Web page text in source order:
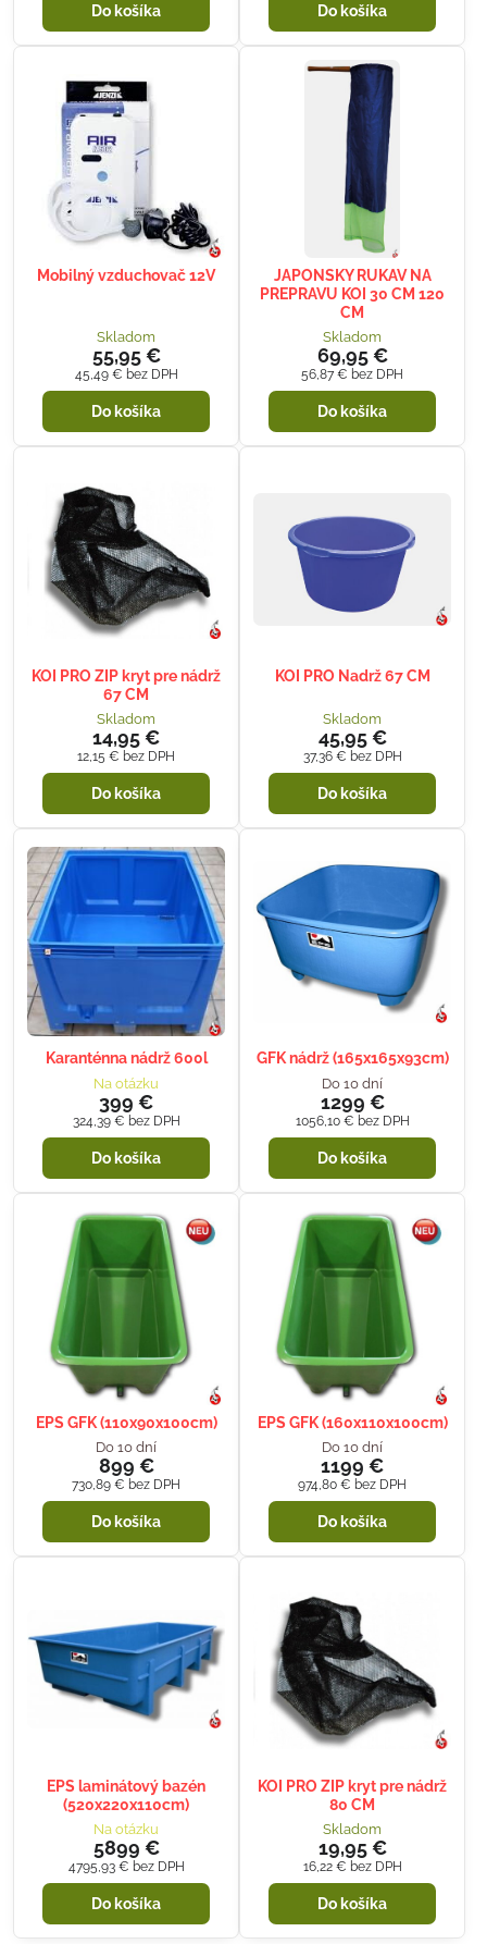
Do košíka Do košíka
Mobilný vzduchovač 12V
Skladom
55,95 €
45,49 € bez DPH
Do košíka
JAPONSKY RUKAV NA
PREPRAVU KOI 30 CM 120
CM
Skladom
69,95 €
56,87 € bez DPH
Do košíka
KOI PRO ZIP kryt pre nádrž
67 CM
Skladom
14,95 €
12,15 € bez DPH
Do košíka
KOI PRO Nadrž 67 CM
Skladom
45,95 €
37,36 € bez DPH
Do košíka
Karanténna nádrž 600l
Na otázku
399 €
324,39 € bez DPH
Do košíka
GFK nádrž (165x165x93cm)
Do 10 dní
1299 €
1056,10 € bez DPH
Do košíka
EPS GFK (110x90x100cm)
Do 10 dní
899 €
730,89 € bez DPH
Do košíka
EPS GFK (160x110x100cm)
Do 10 dní
1199 €
974,80 € bez DPH
Do košíka
EPS laminátový bazén
(520x220x110cm)
Na otázku
5899 €
4795,93 € bez DPH
Do košíka
KOI PRO ZIP kryt pre nádrž
80 CM
Skladom
19,95 €
16,22 € bez DPH
Do košíka